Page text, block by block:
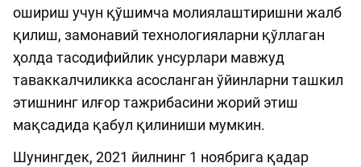
ошириш учун қўшимча молиялаштиришни жалб
қилиш, замонавий технологияларни қўллаган
ҳолда тасодифийлик унсурлари мавжуд
таваккалчиликка асосланган ўйинларни ташкил
этишнинг илғор тажрибасини жорий этиш
мақсадида қабул қилиниши мумкин.
Шунингдек, 2021 йилнинг 1 ноябрига қадар